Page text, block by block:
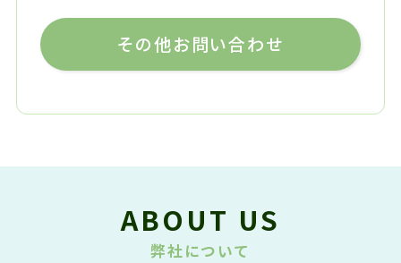
その他お問い合わせ
ABOUT US
弊社について